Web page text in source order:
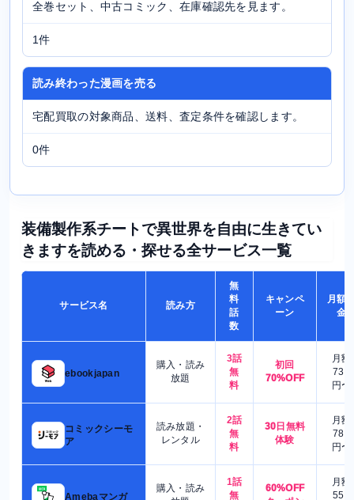
全巻セット、中古コミック、在庫確認先を見ます。
1件
読み終わった漫画を売る
宅配買取の対象商品、送料、査定条件を確認します。
0件
装備製作系チートで異世界を自由に生きてい
きますを読める・探せる全サービス一覧
サービス名 読み方
無
料
話
数
キャンペ
ーン
月額
金
ebookjapan
購入・読み
放題
3話
無
料
初回
70%OFF
月額
730
円〜
コミックシーモ
ア
読み放題・
レンタル
2話
無
料
30日無料
体験
月額
780
円〜
Amebaマンガ
購入・読み
1話
無
60%OFF
月額
550